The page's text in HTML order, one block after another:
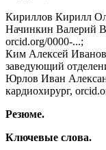
Кириллов Кирилл
Начинкин Валерий
orcid.org/0000-...;
Ким Алексей
заведующий
Юрлов Иван
кардиохирург,
Резюме.
Ключевые слова.